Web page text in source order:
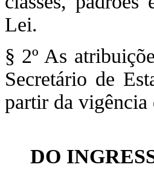
Lei.
§ 2º As
Secretário de
partir da vigência
DO